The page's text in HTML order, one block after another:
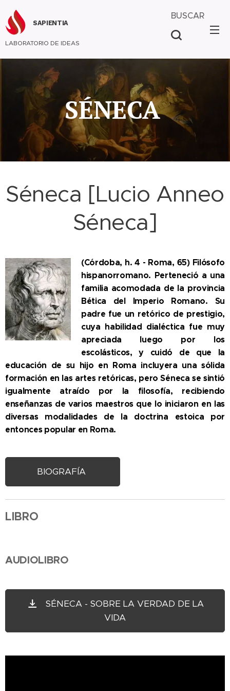
SAPIENTIA
LABORATORIO DE IDEAS
BUSCAR
SÉNECA
Séneca [Lucio Anneo
Séneca]
(Córdoba, h. 4 - Roma, 65) Filósofo
hispanorromano. Perteneció a una
familia acomodada de la provincia
Bética del Imperio Romano. Su
padre fue un retórico de prestigio,
cuya habilidad dialéctica fue muy
apreciada luego por los
escolásticos, y cuidó de que la
educación de su hijo en Roma incluyera una sólida
formación en las artes retóricas, pero Séneca se sintió
igualmente atraído por la filosofía, recibiendo
enseñanzas de varios maestros que lo iniciaron en las
diversas modalidades de la doctrina estoica por
entonces popular en Roma.
BIOGRAFÍA
LIBRO
AUDIOLIBRO
SÉNECA - SOBRE LA VERDAD DE LA
VIDA